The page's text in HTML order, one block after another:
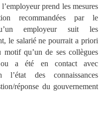
prend les mesures
recommandées par le
employeur suit les
le salarié ne pourrait a priori
qu’un de ses collègues
a été en contact avec
l’état des connaissances
réponse du gouvernement